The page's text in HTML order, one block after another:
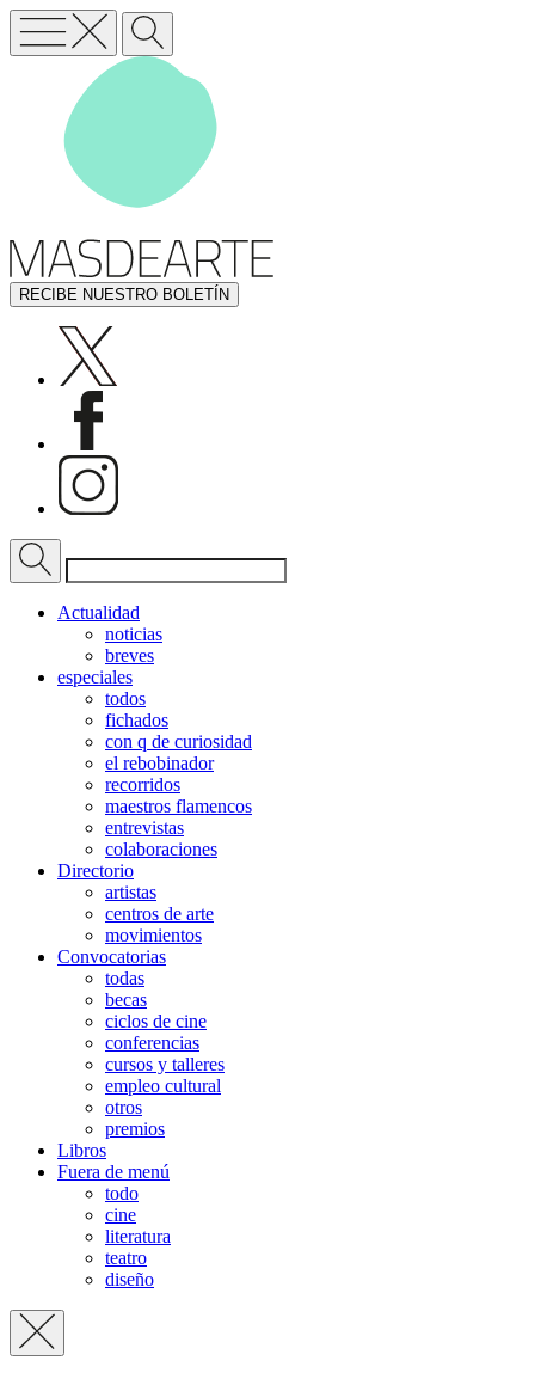
RECIBE NUESTRO BOLETÍN
Actualidad
noticias
breves
especiales
todos
fichados
con q de curiosidad
el rebobinador
recorridos
maestros flamencos
entrevistas
colaboraciones
Directorio
artistas
centros de arte
movimientos
Convocatorias
todas
becas
ciclos de cine
conferencias
cursos y talleres
empleo cultural
otros
premios
Libros
Fuera de menú
todo
cine
literatura
teatro
diseño